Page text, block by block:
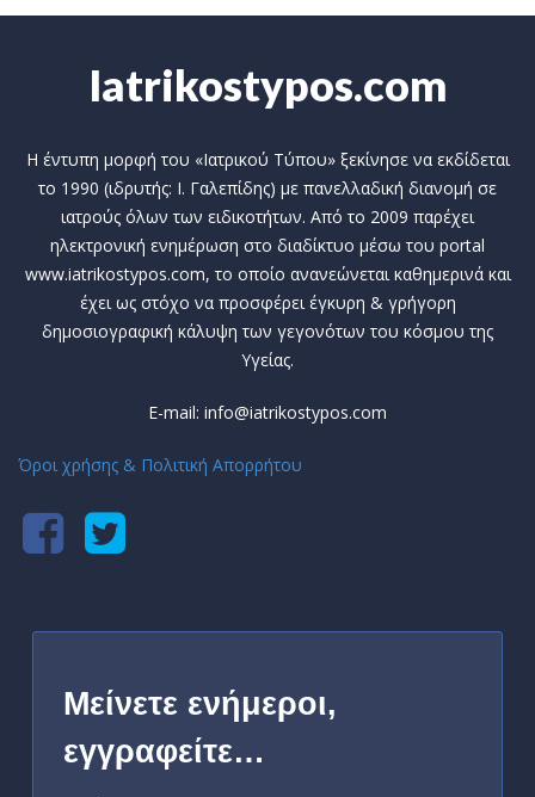
Iatrikostypos.com
Η έντυπη μορφή του «Ιατρικού Τύπου» ξεκίνησε να εκδίδεται
το 1990 (ιδρυτής: Ι. Γαλεπίδης) με πανελλαδική διανομή σε
ιατρούς όλων των ειδικοτήτων. Από το 2009 παρέχει
ηλεκτρονική ενημέρωση στο διαδίκτυο μέσω του portal
www.iatrikostypos.com, το οποίο ανανεώνεται καθημερινά και
έχει ως στόχο να προσφέρει έγκυρη & γρήγορη
δημοσιογραφική κάλυψη των γεγονότων του κόσμου της
Υγείας.
E-mail: info@iatrikostypos.com
Όροι χρήσης & Πολιτική Απορρήτου
Μείνετε ενήμεροι,
εγγραφείτε…